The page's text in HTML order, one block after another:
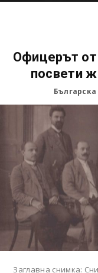
Офицерът от
посвети
Заглавна снимка: